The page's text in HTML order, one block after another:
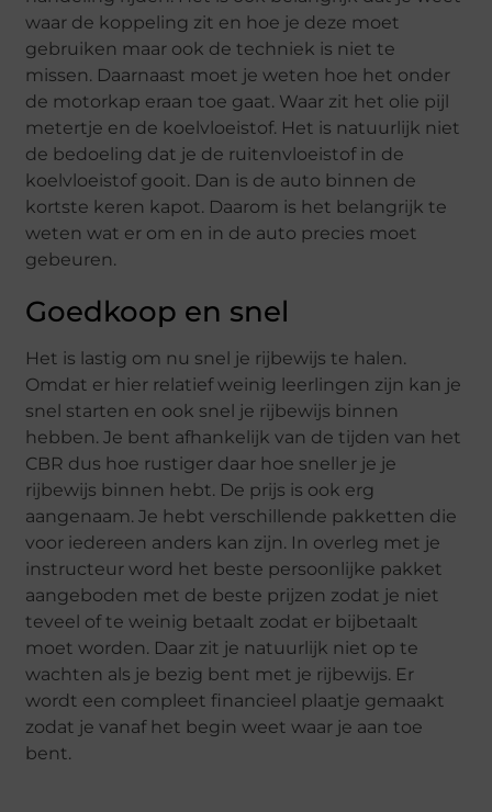
waar de koppeling zit en hoe je deze moet
gebruiken maar ook de techniek is niet te
missen. Daarnaast moet je weten hoe het onder
de motorkap eraan toe gaat. Waar zit het olie pijl
metertje en de koelvloeistof. Het is natuurlijk niet
de bedoeling dat je de ruitenvloeistof in de
koelvloeistof gooit. Dan is de auto binnen de
kortste keren kapot. Daarom is het belangrijk te
weten wat er om en in de auto precies moet
gebeuren.
Goedkoop en snel
Het is lastig om nu snel je rijbewijs te halen.
Omdat er hier relatief weinig leerlingen zijn kan je
snel starten en ook snel je rijbewijs binnen
hebben. Je bent afhankelijk van de tijden van het
CBR dus hoe rustiger daar hoe sneller je je
rijbewijs binnen hebt. De prijs is ook erg
aangenaam. Je hebt verschillende pakketten die
voor iedereen anders kan zijn. In overleg met je
instructeur word het beste persoonlijke pakket
aangeboden met de beste prijzen zodat je niet
teveel of te weinig betaalt zodat er bijbetaalt
moet worden. Daar zit je natuurlijk niet op te
wachten als je bezig bent met je rijbewijs. Er
wordt een compleet financieel plaatje gemaakt
zodat je vanaf het begin weet waar je aan toe
bent.